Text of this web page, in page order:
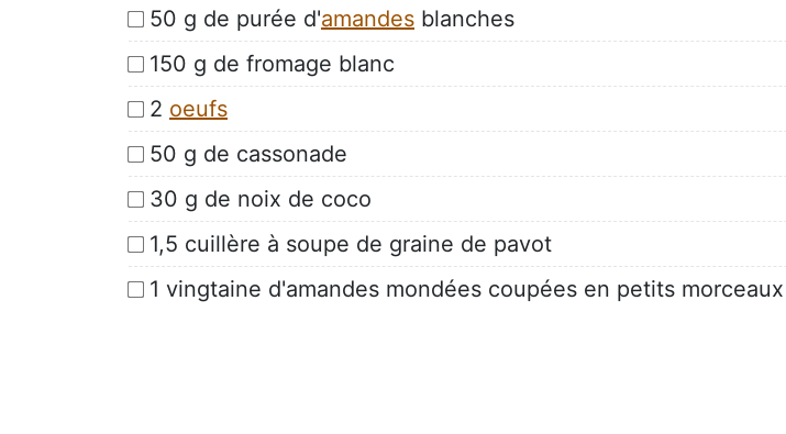
50 g de purée d'amandes blanches
150 g de fromage blanc
2 oeufs
50 g de cassonade
30 g de noix de coco
1,5 cuillère à soupe de graine de pavot
1 vingtaine d'amandes mondées coupées en petits morceaux